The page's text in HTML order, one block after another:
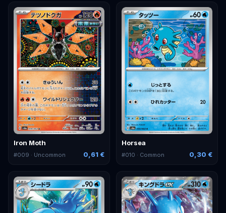
Iron Moth
#009 · Uncommon 0,61 €
Horsea
#010 · Common 0,30 €